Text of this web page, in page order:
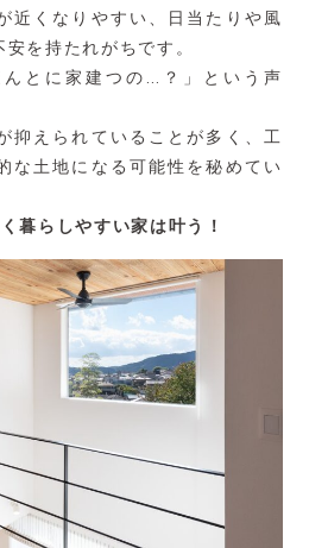
近くなりやすい、日当たりや風
を持たれがちです。
とに家建つの … ？」という声
抑えられていることが多く、工
な土地になる可能性を秘めてい
暮らしやすい家は叶う！